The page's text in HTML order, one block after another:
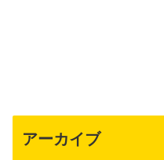
アーカイブ